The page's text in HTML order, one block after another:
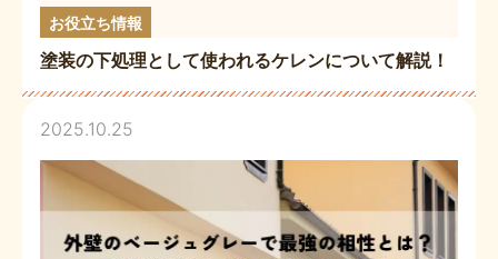
お役立ち情報
塗装の下処理として使われるケレンについて解説！
2025.10.25